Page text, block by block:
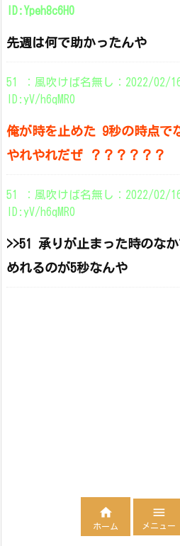
ID:Ypeh8c6H0
先週は何で助かったんや
51 ：風吹けば名無し：2022/02/
ID:yV/h6qMR0
俺が時を止めた 9秒の時点で
やれやれだぜ ？？？？？？
51 ：風吹けば名無し：2022/02/
ID:yV/h6qMR0
>>51 承りが止まった時のな
めれるのが5秒なんや

ホーム

メニュー